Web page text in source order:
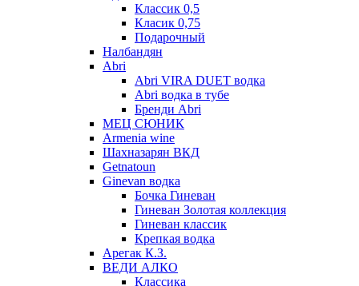
Классик 0,5
Класик 0,75
Подарочный
Налбандян
Abri
Abri VIRA DUET водка
Abri водка в тубе
Бренди Abri
МЕЦ СЮНИК
Armenia wine
Шахназарян ВКД
Getnatoun
Ginevan водка
Бочка Гиневан
Гиневан Золотая коллекция
Гиневан классик
Крепкая водка
Арегак К.З.
ВЕДИ АЛКО
Классика